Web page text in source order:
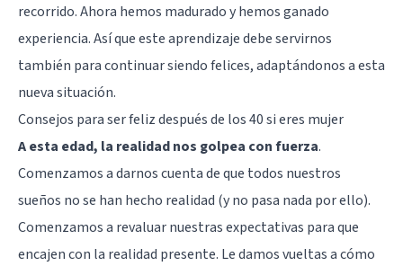
recorrido. Ahora hemos madurado y hemos ganado
experiencia. Así que este aprendizaje debe servirnos
también para continuar siendo felices, adaptándonos a esta
nueva situación.
Consejos para ser feliz después de los 40 si eres mujer
A esta edad, la realidad nos golpea con fuerza.
Comenzamos a darnos cuenta de que todos nuestros
sueños no se han hecho realidad (y no pasa nada por ello).
Comenzamos a revaluar nuestras expectativas para que
encajen con la realidad presente. Le damos vueltas a cómo